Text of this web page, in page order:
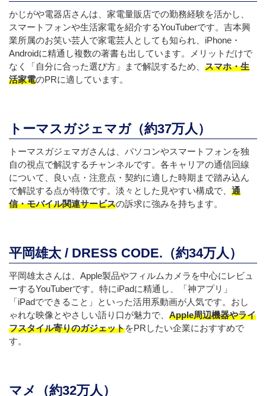
かじがや電器店さんは、家電量販店での勤務経験を活かし、
スマートフォンや生活家電を紹介するYouTuberです。吉本興
業所属のお笑い芸人で家電芸人としても知られ、iPhone・
Androidに精通し複数の著書も出しています。メリットだけで
なく「自分に合った選び方」まで解説するため、 スマホ・生
活家電のPRに適しています。
トーマスガジェマガ（約37万人）
トーマスガジェマガさんは、パソコンやスマートフォンを独
自の視点で解説するチャンネルです。各キャリアの通信回線
について、良い点・注意点・契約に適した時期まで踏み込ん
で解説する点が特徴です。淡々とした見やすい構成で、 通
信・モバイル関連サービスの訴求に強みを持ちます。
平岡雄太 / DRESS CODE.（約34万人）
平岡雄太さんは、Apple製品やフィルムカメラを中心にレビュ
ーするYouTuberです。特にiPadに精通し、「神アプリ」
「iPadでできること」といった活用系動画が人気です。おし
ゃれな映像とやさしい語り口が魅力で、 Apple周辺機器やライ
フスタイル寄りのガジェットをPRしたい企業におすすめで
す。
マメ（約32万人）